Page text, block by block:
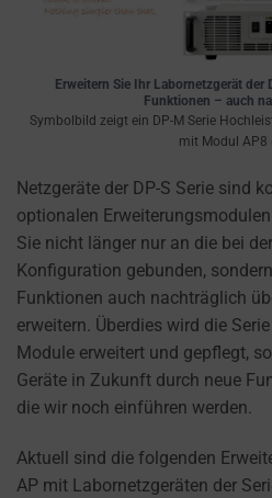
Erweitern Sie Ihr Labornetzgerät der
Funktionen – auch
Symbolbild zeigt ein DP-M Serie
mit Modul AP8
Netzgeräte der DP-S Serie sind
optionalen
Sie nicht länger nur an die bei
Konfiguration gebunden,
Funktionen auch nachträglich
erweitern. Überdies wird die
Module erweitert und gepflegt,
Geräte in Zukunft durch neue
die wir noch einführen werden.
Aktuell sind die folgenden
AP mit Labornetzgeräten der
collected,
information
stored
shared.
also
explains
how
you
can
your
preferences.